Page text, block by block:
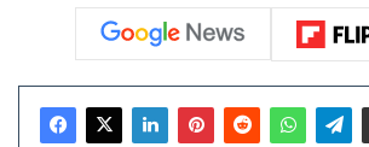
000 mAh, peinent à dépasser une
capacité pourrait changer la donne. Par
qu’une telle autonomie est possible
performances. Realme et OnePlus